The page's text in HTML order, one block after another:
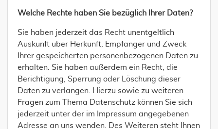
Welche Rechte haben Sie bezüglich Ihrer Daten?
Sie haben jederzeit das Recht unentgeltlich
Auskunft über Herkunft, Empfänger und Zweck
Ihrer gespeicherten personenbezogenen Daten zu
erhalten. Sie haben außerdem ein Recht, die
Berichtigung, Sperrung oder Löschung dieser
Daten zu verlangen. Hierzu sowie zu weiteren
Fragen zum Thema Datenschutz können Sie sich
jederzeit unter der im Impressum angegebenen
Adresse an uns wenden. Des Weiteren steht Ihnen